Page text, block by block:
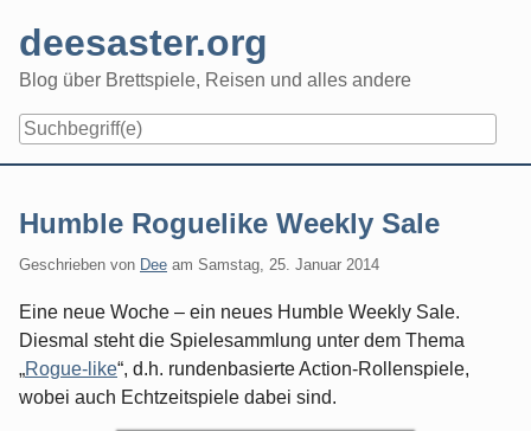
content
deesaster.org
Blog über Brettspiele, Reisen und alles andere
Humble Roguelike Weekly Sale
Geschrieben von Dee am Samstag, 25. Januar 2014
Eine neue Woche – ein neues Humble Weekly Sale.
Diesmal steht die Spielesammlung unter dem Thema
„Rogue-like“, d.h. rundenbasierte Action-Rollenspiele,
wobei auch Echtzeitspiele dabei sind.